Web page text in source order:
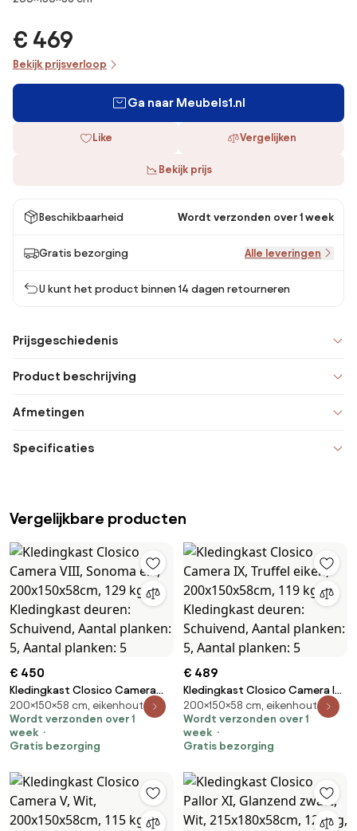
€ 469
Bekijk prijsverloop
Ga naar Meubels1.nl
Like Vergelijken
Bekijk prijs
Beschikbaarheid Wordt verzonden over 1 week
Gratis bezorging Alle leveringen
U kunt het product binnen 14 dagen retourneren
Prijsgeschiedenis
Product beschrijving
Afmetingen
Specificaties
Vergelijkbare producten
€ 450
Kledingkast Closico Camera
VIII, Sonoma eik,
200x150x58cm, 129 kg,
Kledingkast deuren: Schuivend,
Aantal planken: 5, Aantal
planken: 5
200×150×58 cm, eikenhouten
Wordt verzonden over 1
week
Gratis bezorging
€ 489
Kledingkast Closico Camera IX,
Truffel eiken, 200x150x58cm, 119
kg, Kledingkast deuren:
Schuivend, Aantal planken: 5,
Aantal planken: 5
200×150×58 cm, eikenhouten
Wordt verzonden over 1
week
Gratis bezorging